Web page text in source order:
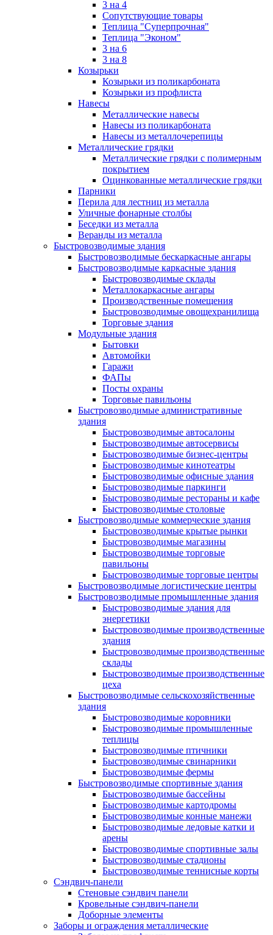
3 на 4
Сопутствующие товары
Теплица "Суперпрочная"
Теплица "Эконом"
3 на 6
3 на 8
Козырьки
Козырьки из поликарбоната
Козырьки из профлиста
Навесы
Металлические навесы
Навесы из поликарбоната
Навесы из металлочерепицы
Металлические грядки
Металлические грядки с полимерным
покрытием
Оцинкованные металлические грядки
Парники
Перила для лестниц из металла
Уличные фонарные столбы
Беседки из металла
Веранды из металла
Быстровозводимые здания
Быстровозводимые бескаркасные ангары
Быстровозводимые каркасные здания
Быстровозводимые склады
Металлокаркасные ангары
Производственные помещения
Быстровозводимые овощехранилища
Торговые здания
Модульные здания
Бытовки
Автомойки
Гаражи
ФАПы
Посты охраны
Торговые павильоны
Быстровозводимые административные
здания
Быстровозводимые автосалоны
Быстровозводимые автосервисы
Быстровозводимые бизнес-центры
Быстровозводимые кинотеатры
Быстровозводимые офисные здания
Быстровозводимые паркинги
Быстровозводимые рестораны и кафе
Быстровозводимые столовые
Быстровозводимые коммерческие здания
Быстровозводимые крытые рынки
Быстровозводимые магазины
Быстровозводимые торговые
павильоны
Быстровозводимые торговые центры
Быстровозводимые логистические центры
Быстровозводимые промышленные здания
Быстровозводимые здания для
энергетики
Быстровозводимые производственные
здания
Быстровозводимые производственные
склады
Быстровозводимые производственные
цеха
Быстровозводимые сельскохозяйственные
здания
Быстровозводимые коровники
Быстровозводимые промышленные
теплицы
Быстровозводимые птичники
Быстровозводимые свинарники
Быстровозводимые фермы
Быстровозводимые спортивные здания
Быстровозводимые бассейны
Быстровозводимые картодромы
Быстровозводимые конные манежи
Быстровозводимые ледовые катки и
арены
Быстровозводимые спортивные залы
Быстровозводимые стадионы
Быстровозводимые теннисные корты
Сэндвич-панели
Стеновые сэндвич панели
Кровельные сэндвич-панели
Доборные элементы
Заборы и ограждения металлические